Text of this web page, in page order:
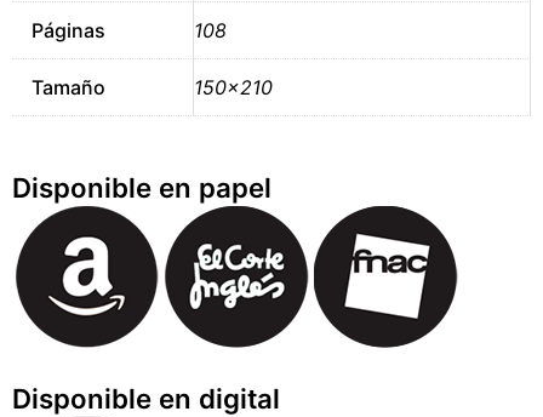
Páginas 108
Tamaño 150×210
Disponible en papel
Disponible en digital